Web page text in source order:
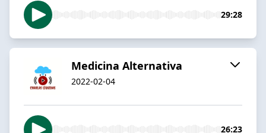
29:28
Medicina Alternativa
2022-02-04
26:23